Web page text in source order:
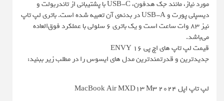
مورد نیاز، مانند جک هدفون، USB-C با پشتیبانی از تاندربولت و
دیسپلی پورت و USB-A در بدنه‌ی آن تعبیه شده است. باتری لپ تاپ
نیز ۸۳ وات ساعت است و یک باتری ۶ سلولی با عملکرد فوق‌العاده
می‌باشد.
قیمت لپ تاپ های اچ پی ENVY 16
جدیدترین و قدرتمندترین مدل های ایسوس را در مطلب زیر ببنید:
لپ تاپ اپل MacBook Air MXD13 M3 2024